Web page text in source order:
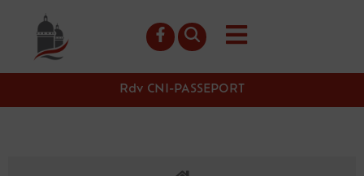
principal
Rdv CNI-PASSEPORT